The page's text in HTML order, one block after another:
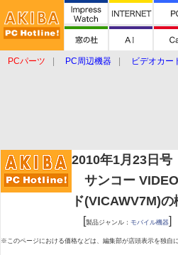
PCパーツ PC周辺機器 ビデオカー
2010年1月23日号
サンコー
ド(VICAWV7M)の
[製品ジャンル： モバイル機器]
※このページにおける価格などは、編集部が店頭表示を独自